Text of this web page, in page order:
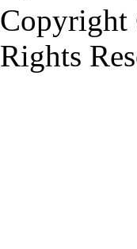
Rights